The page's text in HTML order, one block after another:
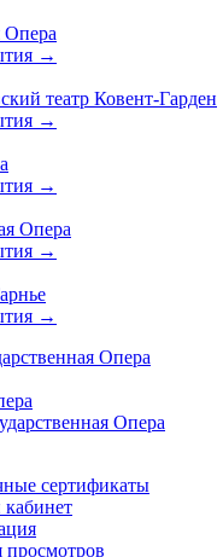
Опера
→
театр Ковент-Гарден
→
→
Опера
→
→
Опера
Опера
сертификаты
просмотров